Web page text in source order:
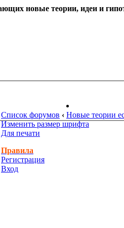
новые теории, идеи и
НОВОСТИ НАУКИ ПОИСК
Список форумов ‹ Новые теории
Изменить размер шрифта
Для печати
Правила
Регистрация
Вход